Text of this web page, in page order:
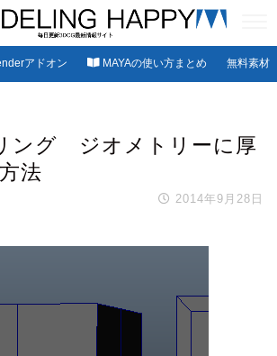
アドオン MAYAの使い方まとめ 無料素材
ング ジオメトリーに厚
法
2014年9月28日